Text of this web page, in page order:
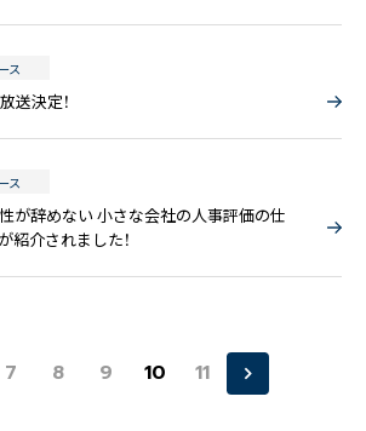
ス
送決定！
ス
が辞めない 小さな会社の人事評価の仕
紹介されました！
7 8 9 10 11 »